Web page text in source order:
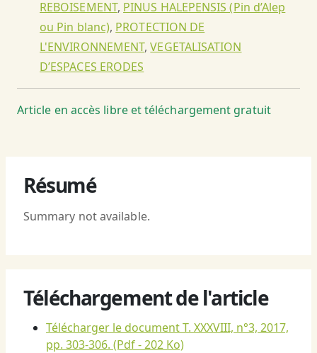
REBOISEMENT, PINUS HALEPENSIS (Pin d’Alep
ou Pin blanc), PROTECTION DE
L'ENVIRONNEMENT,VEGETALISATION
D’ESPACES ERODES
Article en accès libre et téléchargement gratuit
Résumé
Summary not available.
Téléchargement de l'article
Télécharger le document T. XXXVIII, n°3, 2017,
pp. 303-306. (Pdf - 202 Ko)